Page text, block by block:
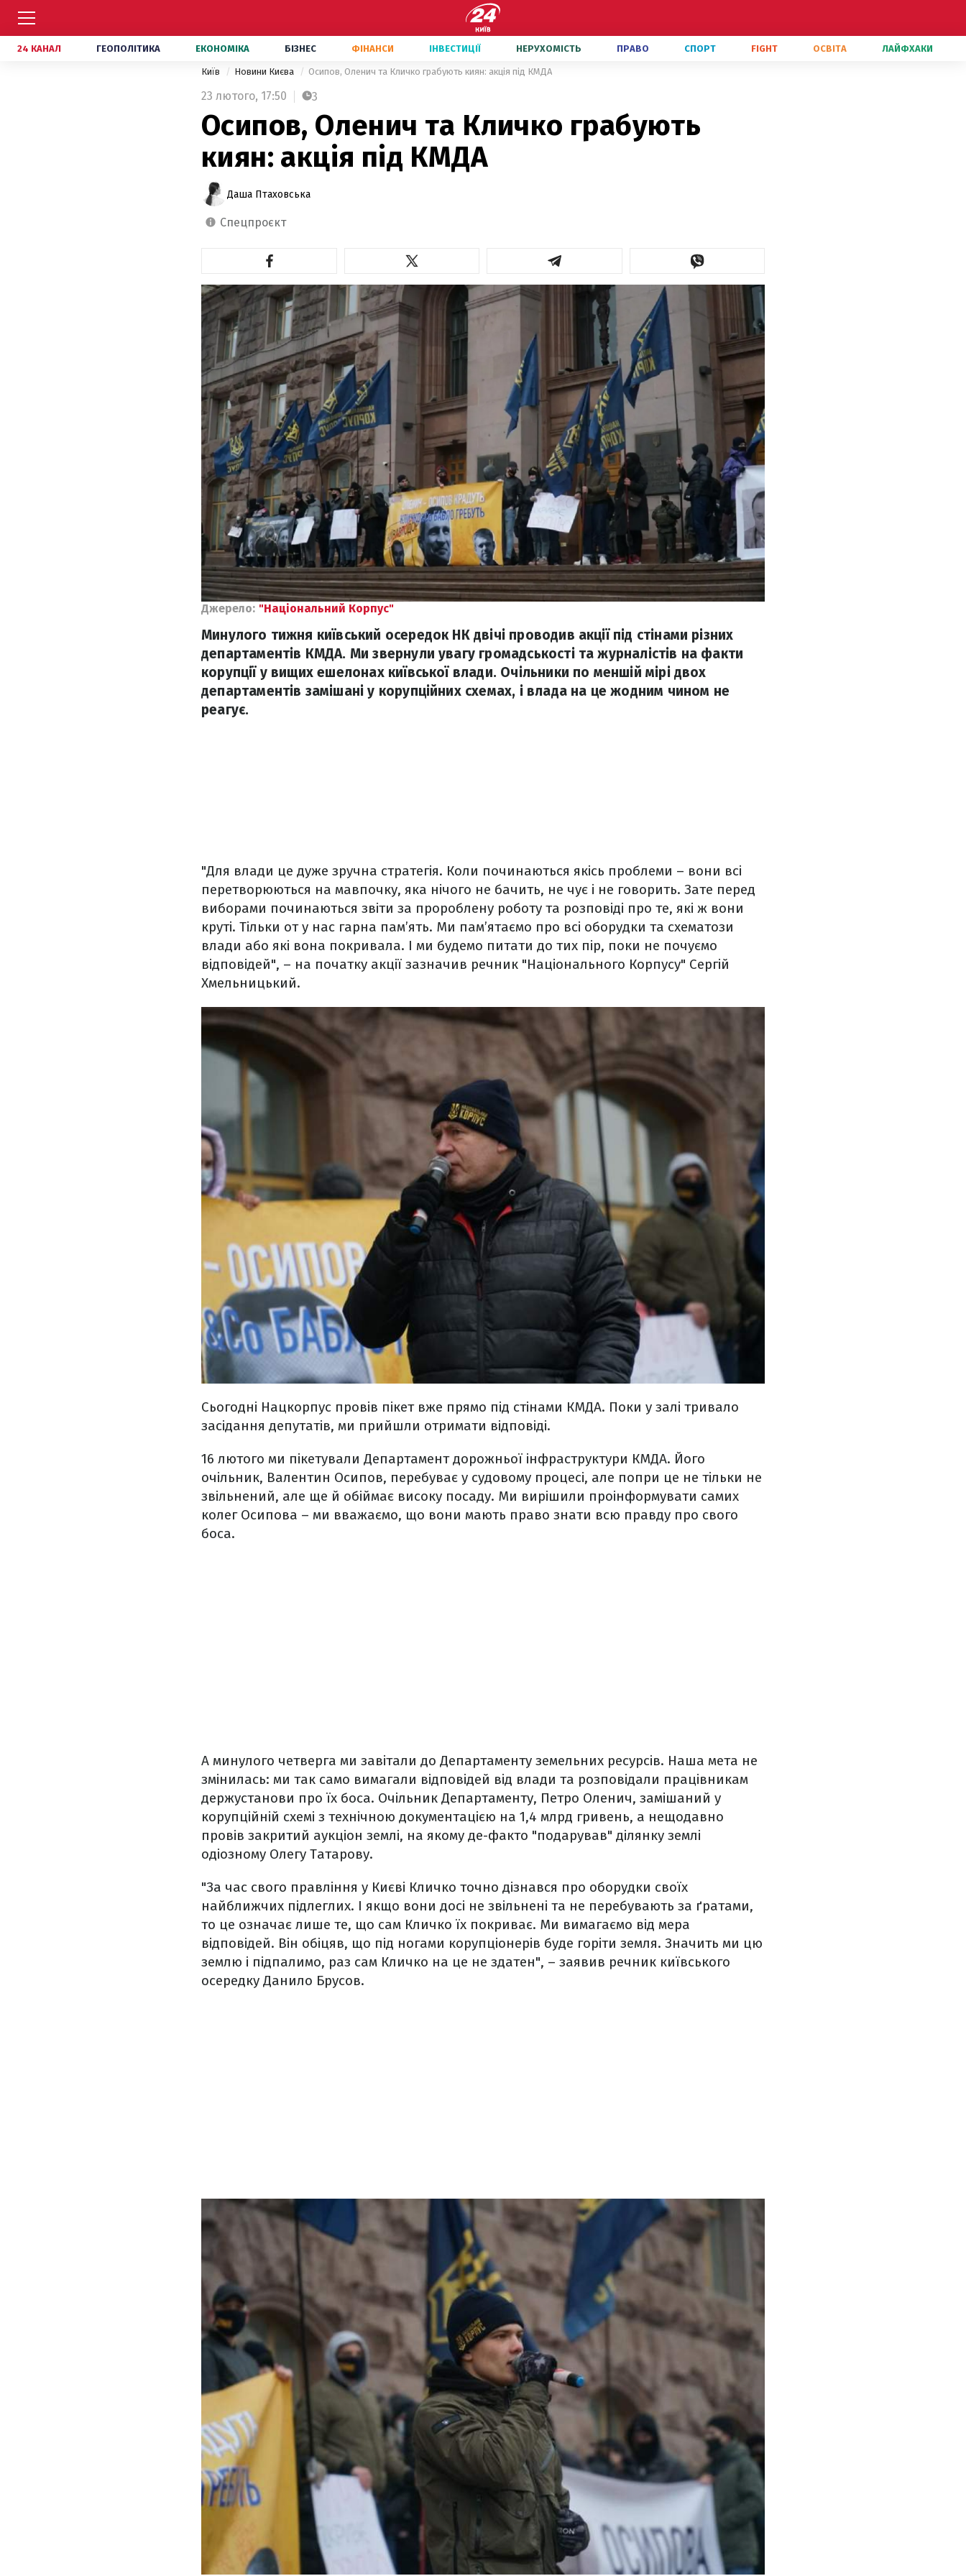
24 КАНАЛ ГЕОПОЛІТИКА ЕКОНОМІКА БІЗНЕС ФІНАНСИ ІНВЕСТИЦІЇ НЕРУХОМІСТЬ ПРАВО СПОРТ FIGHT ОСВІТА ЛАЙФХАКИ
Київ Новини Києва Осипов, Оленич та Кличко грабують киян: акція під КМДА
23 лютого, 17:50 3
Осипов, Оленич та Кличко грабують
киян: акція під КМДА
Даша Птаховська
спецпроєкт
Джерело: "Національний Корпус"
Минулого тижня київський осередок НК двічі проводив акції під стінами різних
департаментів КМДА. Ми звернули увагу громадськості та журналістів на факти
корупції у вищих ешелонах київської влади. Очільники по меншій мірі двох
департаментів замішані у корупційних схемах, і влада на це жодним чином не
реагує.
"Для влади це дуже зручна стратегія. Коли починаються якісь проблеми – вони всі
перетворюються на мавпочку, яка нічого не бачить, не чує і не говорить. Зате перед
виборами починаються звіти за пророблену роботу та розповіді про те, які ж вони
круті. Тільки от у нас гарна пам’ять. Ми пам’ятаємо про всі оборудки та схематози
влади або які вона покривала. І ми будемо питати до тих пір, поки не почуємо
відповідей", – на початку акції зазначив речник "Національного Корпусу" Сергій
Хмельницький.
Сьогодні Нацкорпус провів пікет вже прямо під стінами КМДА. Поки у залі тривало
засідання депутатів, ми прийшли отримати відповіді.
16 лютого ми пікетували Департамент дорожньої інфраструктури КМДА. Його
очільник, Валентин Осипов, перебуває у судовому процесі, але попри це не тільки не
звільнений, але ще й обіймає високу посаду. Ми вирішили проінформувати самих
колег Осипова – ми вважаємо, що вони мають право знати всю правду про свого
боса.
А минулого четверга ми завітали до Департаменту земельних ресурсів. Наша мета не
змінилась: ми так само вимагали відповідей від влади та розповідали працівникам
держустанови про їх боса. Очільник Департаменту, Петро Оленич, замішаний у
корупційній схемі з технічною документацією на 1,4 млрд гривень, а нещодавно
провів закритий аукціон землі, на якому де-факто "подарував" ділянку землі
одіозному Олегу Татарову.
"За час свого правління у Києві Кличко точно дізнався про оборудки своїх
найближчих підлеглих. І якщо вони досі не звільнені та не перебувають за ґратами,
то це означає лише те, що сам Кличко їх покриває. Ми вимагаємо від мера
відповідей. Він обіцяв, що під ногами корупціонерів буде горіти земля. Значить ми цю
землю і підпалимо, раз сам Кличко на це не здатен", – заявив речник київського
осередку Данило Брусов.